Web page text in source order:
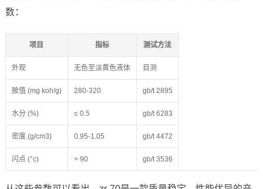
数：
项目 指标 测试方法
外观 无色至淡黄色液体 目测
胺值 (mg koh/g) 280-320 gb/t 2895
水分 (%) ≤ 0.5 gb/t 6283
密度 (g/cm3) 0.95-1.05 gb/t 4472
闪点 (°c) > 90 gb/t 3536